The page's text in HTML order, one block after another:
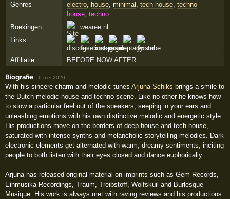
Genres electro, house, minimal , tech house, techno
house, techno
Boekingen
wearee.nl
Links
Affiliatie BEFORE.NOW.AFTER
Biografie ·6 mei 2020
With his sincere charm and melodic tunesArjuna Schiks brings a smile to
the Dutch melodic house and techno scene. Like no other he knows how
to stow a particular feel out of the speakers, seeping in your ears and
unleashing emotions with his own distinctive melodic and energetic style.
His productions move on the borders of deep house and tech-house,
saturated with intense synths and melancholic storytelling melodies. Dark
electronic elements get alternated with warm, dreamy sentiments, inciting
people to both listen with their eyes closed and dance euphorically.
Arjuna has released original material on imprints such as Gem Records,
Einmusika Recordings, Traum, Treibstoff, Wolfskuil and Burlesque
Musique. His work is always met with raving reviews and his productions